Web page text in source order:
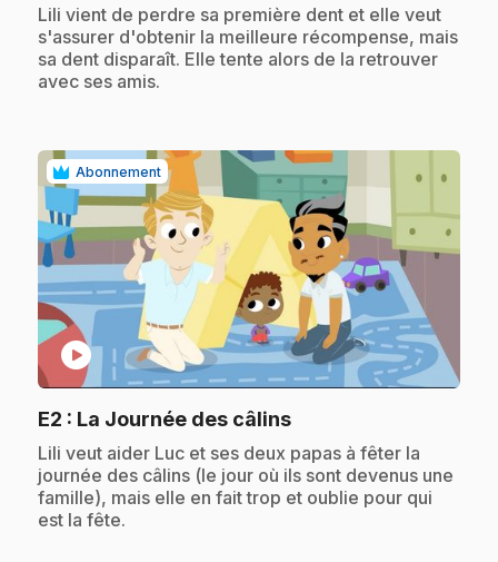
.Lili vient de perdre sa première dent et elle veut
s'assurer d'obtenir la meilleure récompense, mais
sa dent disparaît. Elle tente alors de la retrouver
avec ses amis.
Abonnement
play_circle
E2 : La Journée des câlins.
.Lili veut aider Luc et ses deux papas à fêter la
journée des câlins (le jour où ils sont devenus une
famille), mais elle en fait trop et oublie pour qui
est la fête.